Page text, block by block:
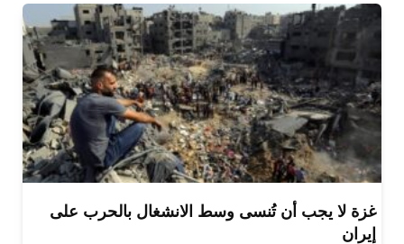
غزة لا يجب أن تُنسى وسط الانشغال بالحرب على
إيران